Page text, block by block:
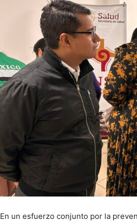
En un esfuerzo conjunto por la